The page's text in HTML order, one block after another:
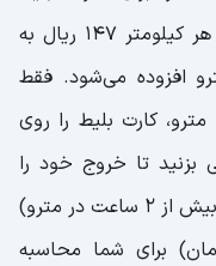
تابع مسافت طی شده بوده و به ازای هر کیلومتر 147 ریال به
به مترو افزوده می‌شود. فقط
کارت بلیط را روی
تا خروج خود را
اعلام کنید. در غیر اینصورت (یا حضور بیش از 2 ساعت در مترو)
سفر به طور کامل (3400 تومان) برای شما محاسبه